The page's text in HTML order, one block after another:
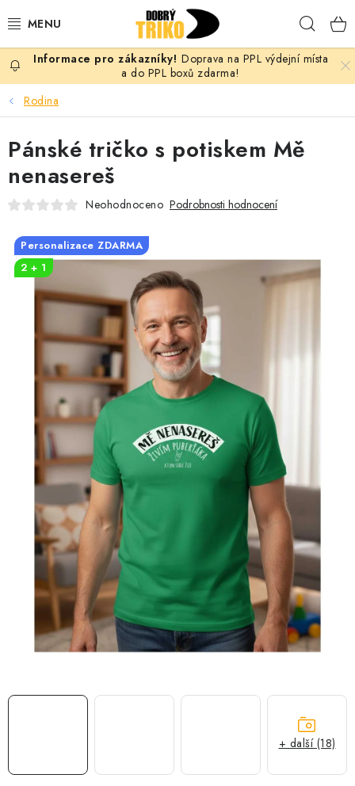
na
PRO ŽENY
PRO MUŽE
PRO DĚTI
PRO PÁRY
VLASTNÍ MOTIV
OKAMŽITĚ K ODBĚRU
B2B
MÁM SRDCE POMÁHÁM
VÁNOCE
PROVIZNÍ SYSTÉM
O nás Časté otázky
Doprava a platba
Obchodní podmínky
Zásady zpracování ochrany osobních údajů
Napište nám
Doprava na PPL výdejní místa
a do PPL boxů zdarma!
Rodina
Pánské tričko s potiskem Mě
nenasereš
Neohodnoceno Podrobnosti hodnocení
Personalizace ZDARMA
2 + 1
+ další (18)